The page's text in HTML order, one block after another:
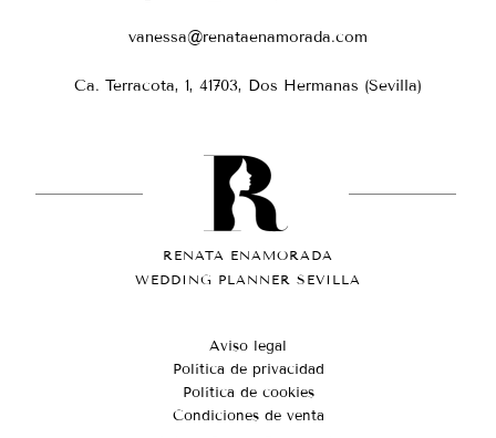
vanessa@renataenamorada.com
Ca. Terracota, 1, 41703, Dos Hermanas (Sevilla)
RENATA ENAMORADA
WEDDING PLANNER SEVILLA
Aviso legal
Política de privacidad
Política de cookies
Condiciones de venta